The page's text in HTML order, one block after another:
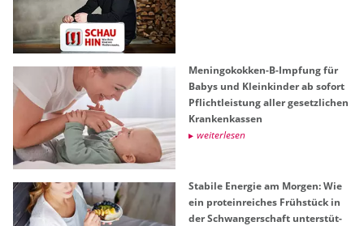
Me­nin­go­kok­ken-B-Imp­fung für
Babys und Klein­kin­der ab so­fort
Pflicht­leis­tung aller ge­setz­li­chen
Kran­ken­kas­sen
wei­ter­le­sen
Sta­bi­le En­er­gie am Mor­gen: Wie
ein pro­te­in­rei­ches Früh­stück in
der Schwan­ger­schaft un­ter­stüt­